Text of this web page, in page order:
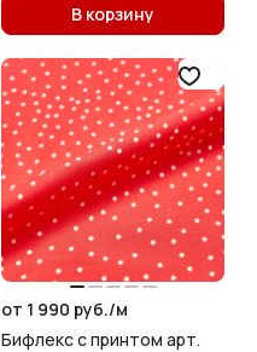
В корзину
от 1 990 руб./м
Бифлекс с принтом арт.